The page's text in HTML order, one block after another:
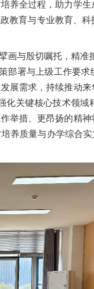
养全过程，助力学
教育与专业教育、
与殷切嘱托，精准
部署与上级工作要
展需求，持续推动
关键核心技术领域
举措、更昂扬的精
养质量与办学综合